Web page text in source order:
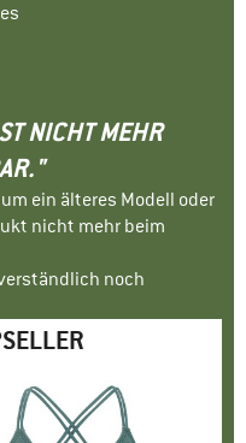
NICHT MEHR
ein älteres Modell oder
nicht mehr beim
noch